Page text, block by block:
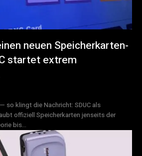
neuen Speicherkarten-
startet extrem
so klingt die Nachricht: SDUC als
offiziell Speicherkarten jenseits der
bis...